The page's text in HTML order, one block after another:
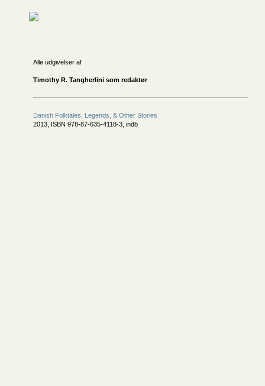
Alle udgivelser af
Timothy R. Tangherlini som redaktør
Danish Folktales, Legends, & Other Stories
2013, ISBN 978-87-635-4118-3, indb